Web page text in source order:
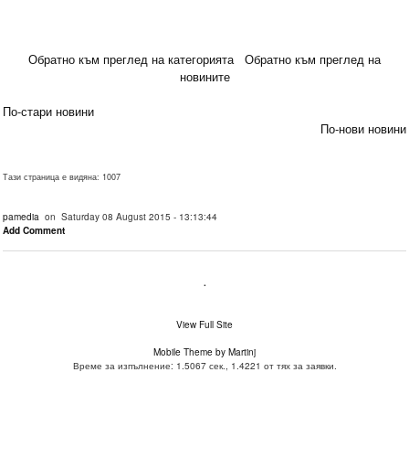
Обратно към преглед на категорията
Обратно към преглед на
новините
По-стари новини
По-нови новини
Тази страница е видяна: 1007
pamedia on Saturday 08 August 2015 - 13:13:44
Add Comment
.
View Full Site
Mobile Theme by Martinj
Време за изпълнение: 1.5067 сек., 1.4221 от тях за заявки.